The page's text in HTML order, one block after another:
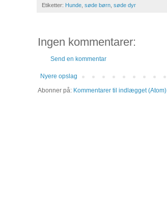
Etiketter: Hunde søde børn søde dyr
Ingen kommentarer:
Send en kommentar
Nyere opslag
Abonner på: Kommentarer til indlægget (Atom)